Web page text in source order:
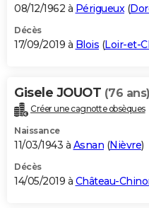
08/12/1962 à Périgueux(
Décès
17/09/2019 à Blois (Loir-et-
Gisele JOUOT (76 ans)
Créer une cagnotte obsèques
Naissance
11/03/1943 à Asnan (Nièvre)
Décès
14/05/2019 à Château-